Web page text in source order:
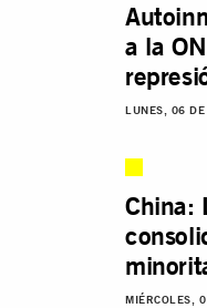
a la
LUNES, 06
China:
MIÉRCOLES,